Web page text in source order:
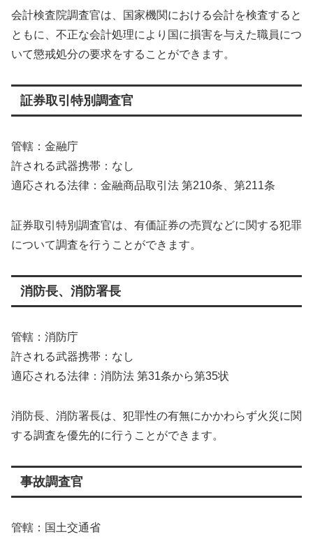
会計検査院調査官は、国家機関における会計を検査すると
ともに、不正な会計処理により国に損害を与えた職員につ
いて懲戒処分の要求をすることができます。
証券取引特別調査官
管轄：金融庁
許される武器携帯：なし
適応される法律：金融商品取引法 第210条、第211条
証券取引特別調査官は、有価証券の売買などに関する犯罪
について調査を行うことができます。
消防長、消防署長
管轄：消防庁
許される武器携帯：なし
適応される法律：消防法 第31条から第35状
消防長、消防署長は、犯罪性の有無にかかわらず火災に関
する調査を優先的に行うことができます。
事故調査官
管轄：国土交通省